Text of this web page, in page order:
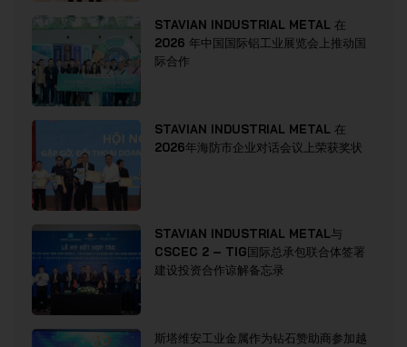
STAVIAN INDUSTRIAL METAL 在
2026 年中国国际铝工业展览会上推动国
际合作
STAVIAN INDUSTRIAL METAL 在
2026年海防市企业对话会议上荣获奖状
STAVIAN INDUSTRIAL METAL与
CSCEC 2 – TIG国际总承包联合体签署
建设投资合作谅解备忘录
斯塔维安工业金属作为钻石赞助商参加越